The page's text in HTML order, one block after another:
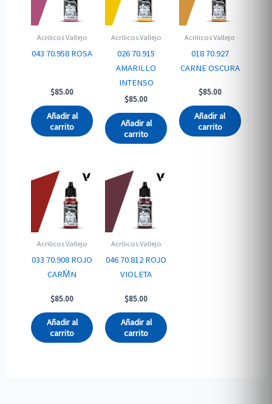
Acrilicos Vallejo
043 70.958 ROSA
$85.00
Añadir al
carrito
Acrilicos Vallejo
026 70.915
AMARILLO
INTENSO
$85.00
Añadir al
carrito
Acrilicos Vallejo
018 70.927
CARNE OSCURA
$85.00
Añadir al
carrito
Acrilicos Vallejo
033 70.908 ROJO
CARM̍N
$85.00
Añadir al
carrito
Acrilicos Vallejo
046 70.812 ROJO
VIOLETA
$85.00
Añadir al
carrito